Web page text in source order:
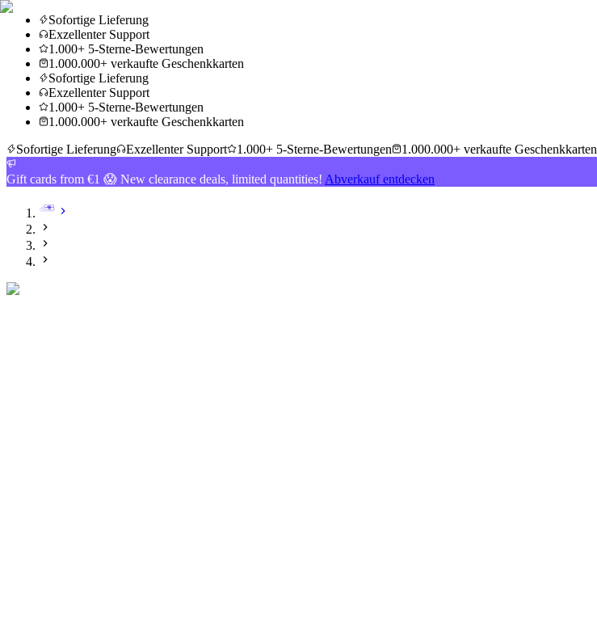
Sofortige Lieferung
Exzellenter Support
1.000+ 5-Sterne-Bewertungen
1.000.000+ verkaufte Geschenkkarten
Sofortige Lieferung
Exzellenter Support
1.000+ 5-Sterne-Bewertungen
1.000.000+ verkaufte Geschenkkarten
Sofortige Lieferung
Exzellenter Support 1.000+ 5-Sterne-Bewertungen 1.000.000+ verkaufte Geschenkkarten
Gift cards from €1 😱 New clearance deals, limited quantities! Abverkauf entdecken